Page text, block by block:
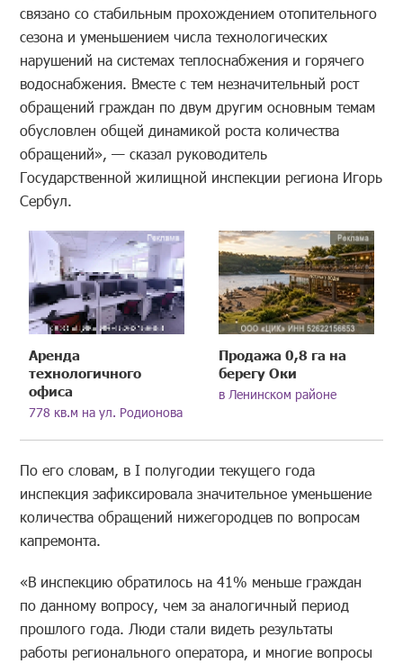
связано со стабильным прохождением отопительного
сезона и уменьшением числа технологических
нарушений на системах теплоснабжения и горячего
водоснабжения. Вместе с тем незначительный рост
обращений граждан по двум другим основным темам
обусловлен общей динамикой роста количества
обращений», — сказал руководитель
Государственной жилищной инспекции региона Игорь
Сербул.
Аренда
технологичного
офиса
778 кв.м на ул. Родионова
Продажа 0,8 га на
берегу Оки
в Ленинском районе
По его словам, в I полугодии текущего года
инспекция зафиксировала значительное уменьшение
количества обращений нижегородцев по вопросам
капремонта.
«В инспекцию обратилось на 41% меньше граждан
по данному вопросу, чем за аналогичный период
прошлого года. Люди стали видеть результаты
работы регионального оператора, и многие вопросы